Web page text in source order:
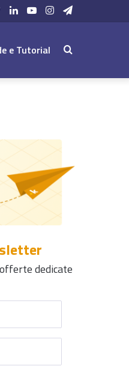
Telegram
Instagram
YouTube
LinkedIn
Twitter
e Tutorial Cerca:
dedicate